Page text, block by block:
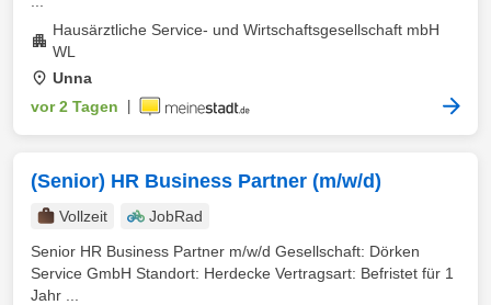
Hausärztliche Service- und Wirtschaftsgesellschaft mbH
WL
Unna
vor 2 Tagen
(Senior) HR Business Partner (m/w/d)
Vollzeit
JobRad
Senior HR Business Partner m/w/d Gesellschaft: Dörken
Service GmbH Standort: Herdecke Vertragsart: Befristet für 1
Jahr ...